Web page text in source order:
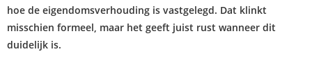
hoe de eigendomsverhouding is vastgelegd. Dat klinkt
misschien formeel, maar het geeft juist rust wanneer dit
duidelijk is.